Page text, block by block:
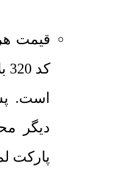
قیمت
کد 320 بلا کلیک
است.
دیگر
پارکت